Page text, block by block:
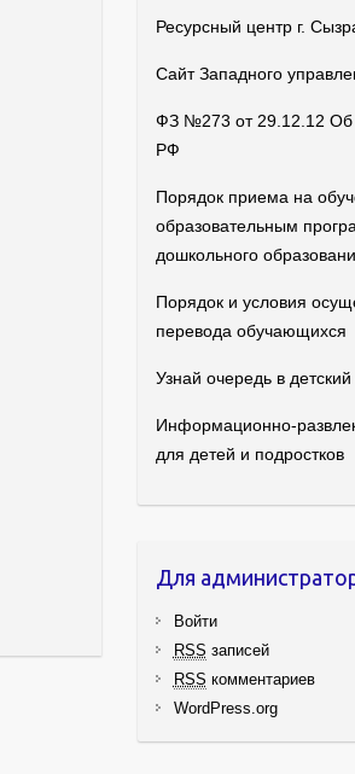
Ресурсный центр г.
Сайт Западного
ФЗ №273 от 29.12.12 Об
РФ
Порядок приема на
образовательным
дошкольного
Порядок и условия
перевода обучающихся
Узнай очередь в детский
Информационно-
для детей и подростков
Для
Войти
RSS записей
RSS комментариев
WordPress.org